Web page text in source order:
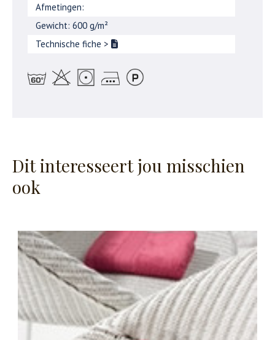
Afmetingen:
Gewicht: 600 g/m²
Technische fiche >
Dit interesseert jou misschien
ook